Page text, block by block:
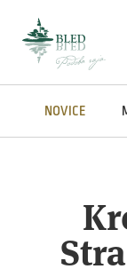
NOVICE